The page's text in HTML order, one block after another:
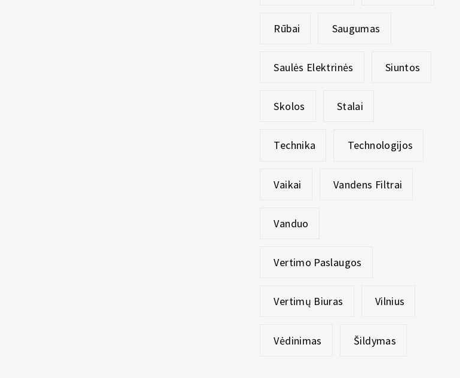
Rūbai Saugumas
Saulės Elektrinės Siuntos
Skolos Stalai
Technika Technologijos
Vaikai Vandens Filtrai
Vanduo
Vertimo Paslaugos
Vertimų Biuras Vilnius
Vėdinimas Šildymas